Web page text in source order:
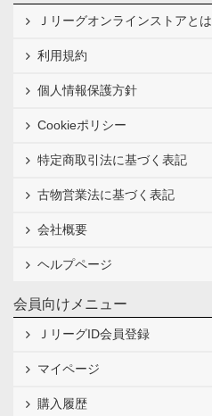
Ｊリーグオンラインストアとは
利用規約
個人情報保護方針
Cookieポリシー
特定商取引法に基づく表記
古物営業法に基づく表記
会社概要
ヘルプページ
会員向けメニュー
ＪリーグID会員登録
マイページ
購入履歴